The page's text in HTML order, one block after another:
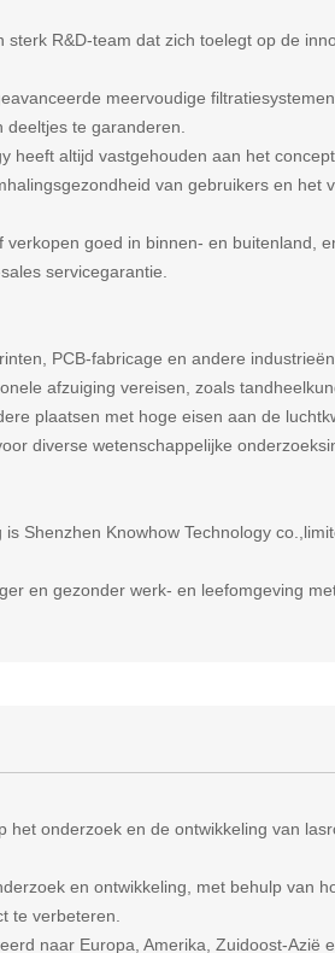
R&D-team dat zich toelegt op de
meervoudige
te garanderen.
heeft altijd vastgehouden aan het
van gebruikers en het
goed in binnen- en buitenland,
servicegarantie.
PCB-fabricage en andere industrieën.
afzuiging vereisen, zoals
plaatsen met hoge eisen aan de
diverse wetenschappelijke
Shenzhen Knowhow Technology
en gezonder werk- en leefomgeving
onderzoek en de ontwikkeling van
en ontwikkeling, met behulp van
te verbeteren.
naar Europa, Amerika, Zuidoost-Azië